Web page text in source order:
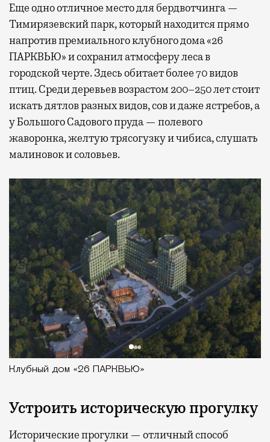
Еще одно отличное место для бердвотчинга —
Тимирязевский парк, который находится прямо
напротив премиального клубного дома «26
ПАРКВЬЮ» и сохранил атмосферу леса в
городской черте. Здесь обитает более 70 видов
птиц. Среди деревьев возрастом 200–250 лет стоит
искать дятлов разных видов, сов и даже ястребов, а
у Большого Садового пруда — полевого
жаворонка, желтую трясогузку и чибиса, слушать
малиновок и соловьев.
Клубный дом «26 ПАРКВЬЮ»
Устроить историческую прогулку
Исторические прогулки — отличный способ